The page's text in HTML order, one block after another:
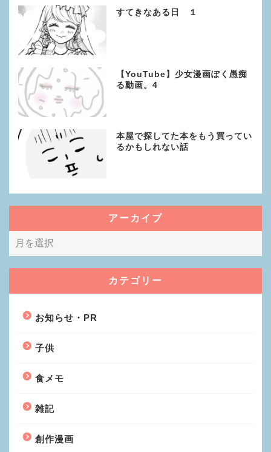
すてきなある日 １
【YouTube】少女漫画ぽく愚痴
る動画。4
本屋で探してた本をもう買ってい
るかもしれない話
アーカイブ
カテゴリー
お知らせ・PR
子供
食メモ
雑記
創作漫画